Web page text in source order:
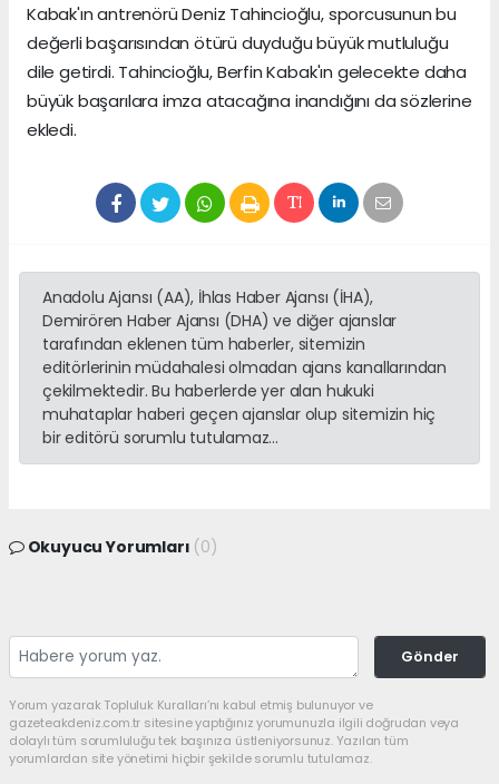
Kabak'ın antrenörü Deniz Tahincioğlu, sporcusunun bu
değerli başarısından ötürü duyduğu büyük mutluluğu
dile getirdi. Tahincioğlu, Berfin Kabak'ın gelecekte daha
büyük başarılara imza atacağına inandığını da sözlerine
ekledi.
Anadolu Ajansı (AA), İhlas Haber Ajansı (İHA),
Demirören Haber Ajansı (DHA) ve diğer ajanslar
tarafından eklenen tüm haberler, sitemizin
editörlerinin müdahalesi olmadan ajans kanallarından
çekilmektedir. Bu haberlerde yer alan hukuki
muhataplar haberi geçen ajanslar olup sitemizin hiç
bir editörü sorumlu tutulamaz...
Okuyucu Yorumları (0)
Gönder
Yorum yazarak Topluluk Kuralları’nı kabul etmiş bulunuyor ve
gazeteakdeniz.com.tr sitesine yaptığınız yorumunuzla ilgili doğrudan veya
dolaylı tüm sorumluluğu tek başınıza üstleniyorsunuz. Yazılan tüm
yorumlardan site yönetimi hiçbir şekilde sorumlu tutulamaz.